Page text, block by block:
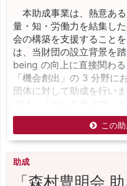
本助成事業は、熱意あ
量・知・労働力を結集し
会の構築を支援すること
は、当財団の設立背景を
being の向上に直接関わ
「機会創出」の 3 分野に
団体に対して助成を行い
この
助成
「森村豊明会